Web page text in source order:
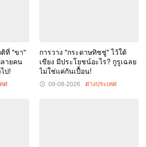
ที่ "ขา"
ลายคน
ป!
ศ
การวาง "กระดาษทิชชู่" ไว้ใต้
เขียง มีประโยชน์อะไร? กูรูเฉลย
ไม่ใช่แค่กันเปื้อน!
09-08-2026 ต่างประเทศ